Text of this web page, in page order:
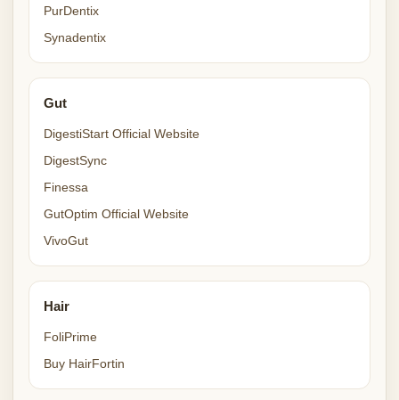
PurDentix
Synadentix
Gut
DigestiStart Official Website
DigestSync
Finessa
GutOptim Official Website
VivoGut
Hair
FoliPrime
Buy HairFortin